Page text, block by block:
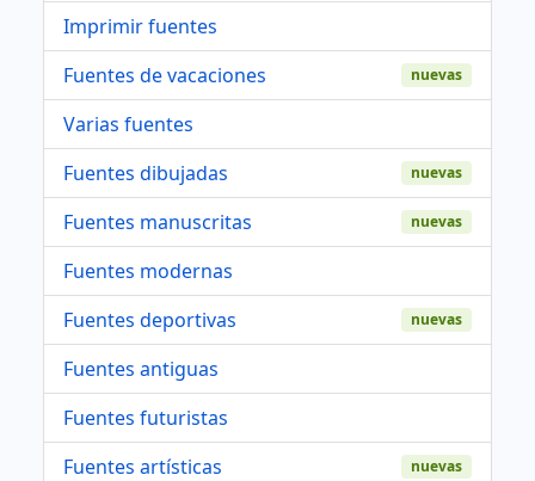
Imprimir fuentes
Fuentes de vacaciones
nuevas
Varias fuentes
Fuentes dibujadas
nuevas
Fuentes manuscritas nuevas
Fuentes modernas
Fuentes deportivas
nuevas
Fuentes antiguas
Fuentes futuristas
Fuentes artísticas
nuevas